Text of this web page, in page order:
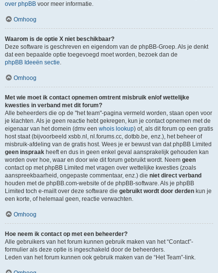
over phpBB voor meer informatie.
Omhoog
Waarom is de optie X niet beschikbaar?
Deze software is geschreven en eigendom van de phpBB-Groep. Als je denkt
dat een bepaalde optie toegevoegd moet worden, bezoek dan de
phpBB Ideeën sectie.
Omhoog
Met wie moet ik contact opnemen omtrent misbruik en/of wettelijke
kwesties in verband met dit forum?
Alle beheerders die op de "het team"-pagina vermeld worden, staan open voor
je klachten. Als je geen reactie hebt gekregen, kun je contact opnemen met de
eigenaar van het domein (dmv een whois lookup) of, als dit forum op een gratis
host staat (bijvoorbeeld xsbb.nl, nl.forums.cc, dotbb.be, enz.), het beheer of
misbruik-afdeling van de gratis host. Wees je er bewust van dat phpBB Limited
geen inspraak heeft en dus in geen enkel geval aansprakelijk gehouden kan
worden over hoe, waar en door wie dit forum gebruikt wordt. Neem geen
contact op met phpBB Limited met vragen over wettelijke kwesties (zoals
aanspreekbaarheid, ongepaste commentaar, enz.) die niet direct verband
houden met de phpBB.com-website of de phpBB-software. Als je phpBB
Limited toch e-mailt over deze software die gebruikt wordt door derden kun je
een korte, of helemaal geen, reactie verwachten.
Omhoog
Hoe neem ik contact op met een beheerder?
Alle gebruikers van het forum kunnen gebruik maken van het “Contact”-
formulier als deze optie is ingeschakeld door de beheerders.
Leden van het forum kunnen ook gebruik maken van de “Het Team”-link.